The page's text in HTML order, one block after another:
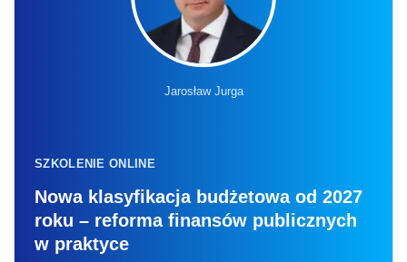
Jarosław Jurga
SZKOLENIE ONLINE
Nowa klasyfikacja budżetowa od 2027
roku – reforma finansów publicznych
w praktyce